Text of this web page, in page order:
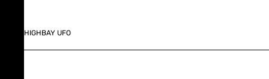
HIGHBAY UFO